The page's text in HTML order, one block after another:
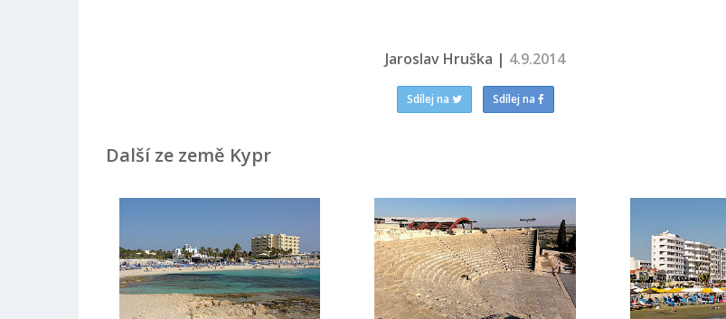
Jaroslav Hruška | 4.9.2014
Sdílej na Sdílej na
Další ze země Kypr